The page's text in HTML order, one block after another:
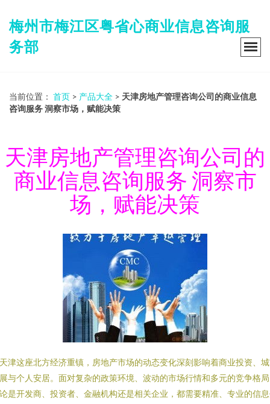
梅州市梅江区粤省心商业信息咨询服
务部
当前位置： 首页 > 产品大全 > 天津房地产管理咨询公司的商业信息
咨询服务 洞察市场，赋能决策
天津房地产管理咨询公司的
商业信息咨询服务 洞察市
场，赋能决策
津这座北方经济重镇，房地产市场的动态变化深刻影响着商业投资、
与个人安居。面对复杂的政策环境、波动的市场行情和多元的竞争格
是开发商、投资者、金融机构还是相关企业，都需要精准、专业的信